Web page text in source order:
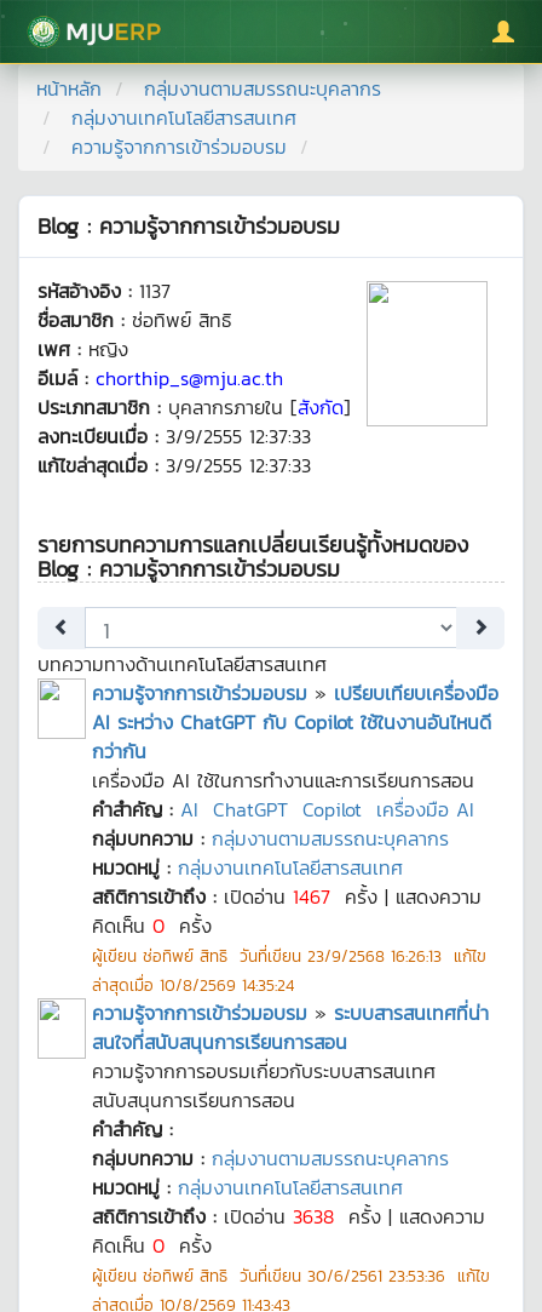
มหาวิทยาลัยแม่โจ้
หน้าหลัก
กลุ่มงานตามสมรรถนะบุคลากร
กลุ่มงานเทคโนโลยีสารสนเทศ
ความรู้จากการเข้าร่วมอบรม
Blog : ความรู้จากการเข้าร่วมอบรม
รหัสอ้างอิง : 1137
ชื่อสมาชิก : ช่อทิพย์ สิทธิ
เพศ : หญิง
อีเมล์ : chorthip_s@mju.ac.th
ประเภทสมาชิก : บุคลากรภายใน [สังกัด]
ลงทะเบียนเมื่อ : 3/9/2555 12:37:33
แก้ไขล่าสุดเมื่อ : 3/9/2555 12:37:33
รายการบทความการแลกเปลี่ยนเรียนรู้ทั้งหมดของ
Blog : ความรู้จากการเข้าร่วมอบรม
บทความทางด้านเทคโนโลยีสารสนเทศ
ความรู้จากการเข้าร่วมอบรม » เปรียบเทียบเครื่องมือ
AI ระหว่าง ChatGPT กับ Copilot ใช้ในงานอันไหนดี
กว่ากัน
เครื่องมือ AI ใช้ในการทำงานและการเรียนการสอน
คำสำคัญ : AI ChatGPT Copilot เครื่องมือ AI
กลุ่มบทความ : กลุ่มงานตามสมรรถนะบุคลากร
หมวดหมู่ : กลุ่มงานเทคโนโลยีสารสนเทศ
สถิติการเข้าถึง : เปิดอ่าน 1467 ครั้ง | แสดงความ
คิดเห็น 0 ครั้ง
ผู้เขียน ช่อทิพย์ สิทธิ วันที่เขียน 23/9/2568 16:26:13 แก้ไข
ล่าสุดเมื่อ 10/8/2569 14:35:24
ความรู้จากการเข้าร่วมอบรม » ระบบสารสนเทศที่น่า
สนใจที่สนับสนุนการเรียนการสอน
ความรู้จากการอบรมเกี่ยวกับระบบสารสนเทศ
สนับสนุนการเรียนการสอน
คำสำคัญ :
กลุ่มบทความ : กลุ่มงานตามสมรรถนะบุคลากร
หมวดหมู่ : กลุ่มงานเทคโนโลยีสารสนเทศ
สถิติการเข้าถึง : เปิดอ่าน 3638 ครั้ง | แสดงความ
คิดเห็น 0 ครั้ง
ผู้เขียน ช่อทิพย์ สิทธิ วันที่เขียน 30/6/2561 23:53:36 แก้ไข
ล่าสุดเมื่อ 10/8/2569 11:43:43